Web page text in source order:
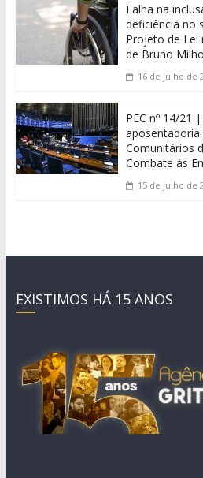
Falha na
deficiência no
Projeto de Lei
de Bruno
16 de julho de
PEC nº 14/21
aposentadoria
Comunitários
Combate às
15 de julho de
EXISTIMOS HÁ 15 ANOS